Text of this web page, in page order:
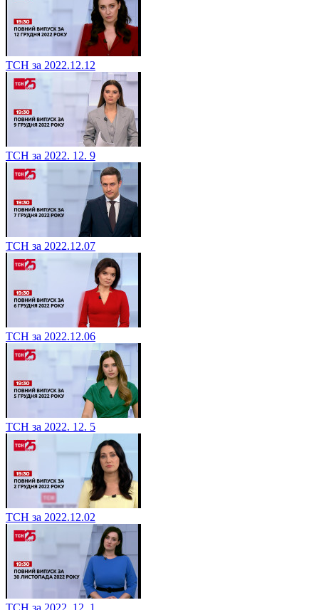
ТСН за 2022.12.12
ТСН за 2022. 12. 9
ТСН за 2022.12.07
ТСН за 2022.12.06
ТСН за 2022. 12. 5
ТСН за 2022.12.02
ТСН за 2022. 12. 1